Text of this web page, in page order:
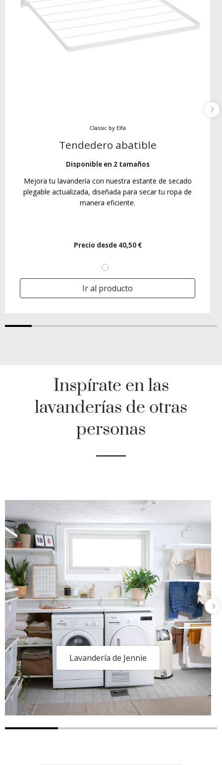
Classic by Elfa
Tendedero abatible
Disponible en 2 tamaños
Mejora tu lavandería con nuestra estante de secado
plegable actualizada, diseñada para secar tu ropa de
manera eficiente.
Precio desde 40,50 €
Ir al producto
Inspírate en las
lavanderías de otras
personas
Lavandería de Jennie